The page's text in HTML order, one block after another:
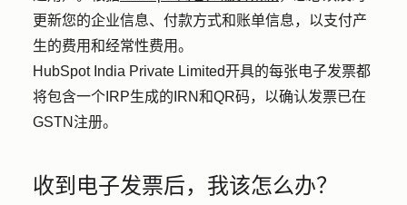
更新您的企业信息、付款方式和账单信息，以支付产
生的费用和经常性费用。
HubSpot India Private Limited开具的每张电子发票都
将包含一个IRP生成的IRN和QR码，以确认发票已在
GSTN注册。
收到电子发票后，我该怎么办？